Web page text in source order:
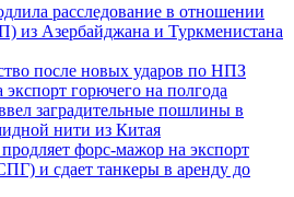
расследование в отношении
из Азербайджана и Туркменистана
после новых ударов по НПЗ
экспорт горючего на полгода
заградительные пошлины в
нити из Китая
форс-мажор на экспорт
и сдает танкеры в аренду до